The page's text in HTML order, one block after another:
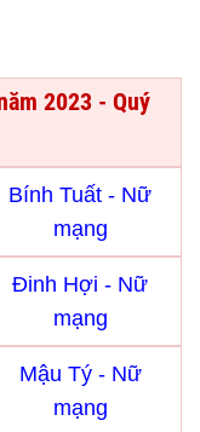
2023 - Quý
Bính Tuất - Nữ
mạng
Đinh Hợi - Nữ
mạng
Mậu Tý - Nữ
mạng